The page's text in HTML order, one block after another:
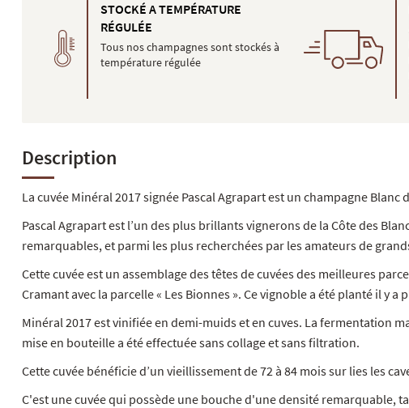
STOCKÉ A TEMPÉRATURE
RÉGULÉE
Tous nos champagnes sont stockés à
température régulée
Description
La cuvée Minéral 2017 signée Pascal Agrapart est un champagne
Pascal Agrapart est l’un des plus brillants vignerons de la Côte des
remarquables, et parmi les plus recherchées par les amateurs de
Cette cuvée est un assemblage des têtes de cuvées des meilleures
Cramant avec la parcelle « Les Bionnes ». Ce vignoble a été planté il y
Minéral 2017 est vinifiée en demi-muids et en cuves. La fermentation
mise en bouteille a été effectuée sans collage et sans filtration.
Cette cuvée bénéficie d’un vieillissement de 72 à 84 mois sur lies les
C'est une cuvée qui possède une bouche d'une densité remarquable,